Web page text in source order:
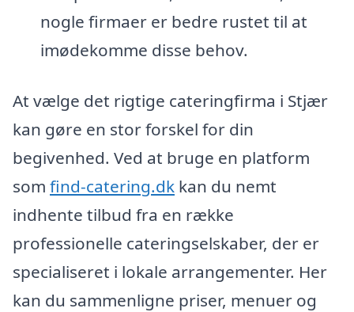
nogle firmaer er bedre rustet til at
imødekomme disse behov.
At vælge det rigtige cateringfirma i Stjær
kan gøre en stor forskel for din
begivenhed. Ved at bruge en platform
som find-catering.dk kan du nemt
indhente tilbud fra en række
professionelle cateringselskaber, der er
specialiseret i lokale arrangementer. Her
kan du sammenligne priser, menuer og